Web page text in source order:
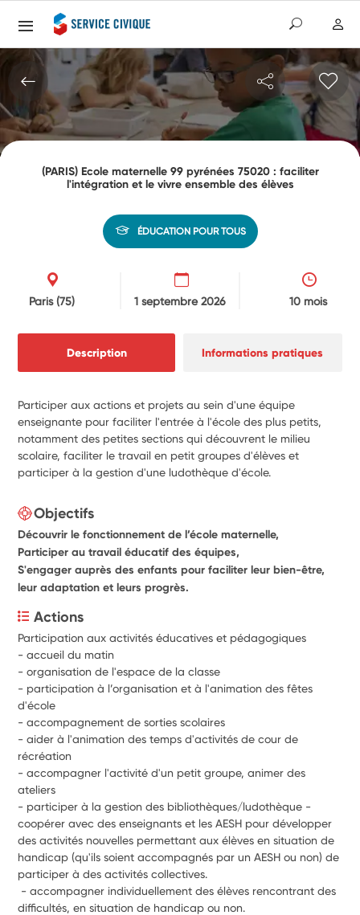
(PARIS) Ecole maternelle 99 pyrénées 75020 : faciliter
l'intégration et le vivre ensemble des élèves
ÉDUCATION POUR TOUS
Paris(75) 1 septembre 2026 10 mois
Description Informations pratiques
Participer aux actions et projets au sein d'une équipe
enseignante pour faciliter l'entrée à l'école des plus petits,
notamment des petites sections qui découvrent le milieu
scolaire, faciliter le travail en petit groupes d'élèves et
participer à la gestion d'une ludothèque d'école.
Objectifs
Découvrir le fonctionnement de l’école maternelle,
Participer au travail éducatif des équipes,
S'engager auprès des enfants pour faciliter leur bien-être,
leur adaptation et leurs progrès.
Actions
- accueil du matin
- participation à l’organisation et à l'animation des fêtes
- aider à l'animation des temps d'activités de cour de
- accompagner l'activité d'un petit groupe, animer des
- participer à la gestion des bibliothèques/ludothèque -
coopérer avec des enseignants et les AESH pour développer
des activités nouvelles permettant aux élèves en situation de
handicap (qu'ils soient accompagnés par un AESH ou non) de
participer à des activités collectives.
- accompagner individuellement des élèves rencontrant des
difficultés, en situation de handicap ou non.